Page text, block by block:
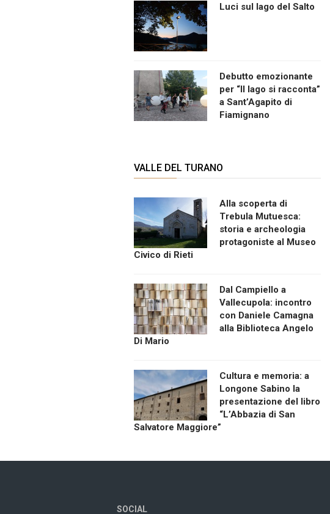
Luci sul lago del Salto
Debutto emozionante
per “Il lago si racconta”
a Sant’Agapito di
Fiamignano
VALLE DEL TURANO
Alla scoperta di
Trebula Mutuesca:
storia e archeologia
protagoniste al Museo
Civico di Rieti
Dal Campiello a
Vallecupola: incontro
con Daniele Camagna
alla Biblioteca Angelo
Di Mario
Cultura e memoria: a
Longone Sabino la
presentazione del libro
“L’Abbazia di San
Salvatore Maggiore”
SOCIAL